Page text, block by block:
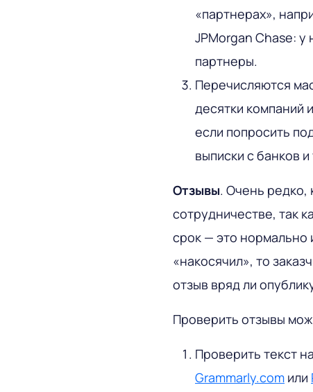
«партнерах»,
JPMorgan Chase: у
партнеры.
Перечисляются
десятки компаний
если попросить
выписки с банков
Отзывы. Очень редко,
сотрудничестве, так
срок — это нормально
«накосячил», то
отзыв вряд ли
Проверить отзывы
Проверить текст
Grammarly.com или